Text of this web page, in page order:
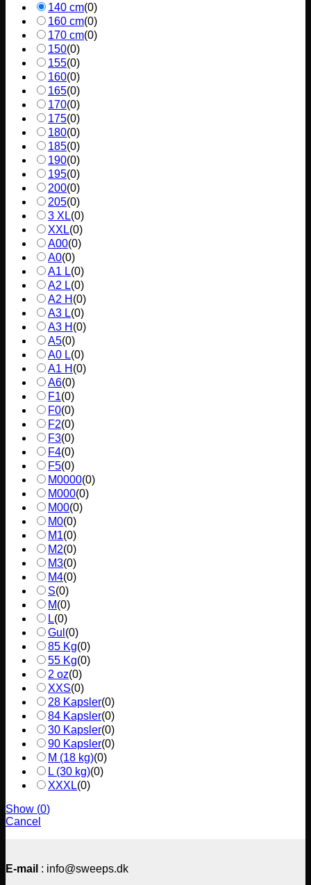
140 cm(0)
160 cm(0)
170 cm(0)
150(0)
155(0)
160(0)
165(0)
170(0)
175(0)
180(0)
185(0)
190(0)
195(0)
200(0)
205(0)
3 XL(0)
XXL(0)
A00(0)
A0(0)
A1 L(0)
A2 L(0)
A2 H (0)
A3 L(0)
A3 H (0)
A5(0)
A0 L(0)
A1 H (0)
A6(0)
F1(0)
F0(0)
F2(0)
F3(0)
F4(0)
F5(0)
M0000(0)
M000(0)
M00(0)
M0(0)
M1(0)
M2(0)
M3(0)
M4(0)
S(0)
M(0)
L(0)
Gul (0)
85 Kg(0)
55 Kg(0)
2 oz(0)
XXS(0)
28 Kapsler(0)
84 Kapsler(0)
30 Kapsler(0)
90 Kapsler(0)
M (18 kg)(0)
L (30 kg)(0)
XXXL(0)
Show (0)
Cancel
E-mail : info@sweeps.dk